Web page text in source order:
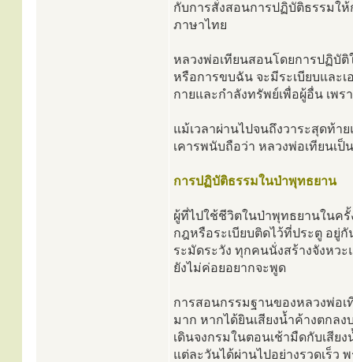
กับการสั่งสอนการปฏิบัติธรรมใ
ภาษาไทย
หลวงพ่อเทียนสอนโดยการปฏิบัติ
หรือการขบฉัน จะมีระเบียบและ
กายและกำลังทรัพย์เพื่อผู้อื่น เพ
แม้เวลาผ่านไปจนถึงวาระสุดท้า
เคารพนับถือว่า หลวงพ่อเทียนเ
การปฏิบัติธรรมในป่าพุทธยาน
ผู้ที่ไปใช้ชีวิตในป่าพุทธยานในค
กฎหรือระเบียบติดไว้ที่ประตู อยู่
ระมัดระวัง ทุกคนนั่งสร้างจังหว
ยังไม่ค่อยอยากจะพูด
การสอนกรรมฐานของหลวงพ่อ
มาก หากได้ยินเสียงน้ำค้างตกล
เดินจงกรมในตอนเช้ามืดกับเสีย
แต่ละวันได้ผ่านไปอย่างรวดเร็ว